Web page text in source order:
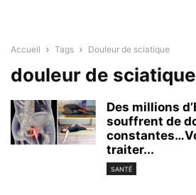
Accueil Tags Douleur de sciatique
douleur de sciatique
Des millions
souffrent de
traiter...
SANTÉ